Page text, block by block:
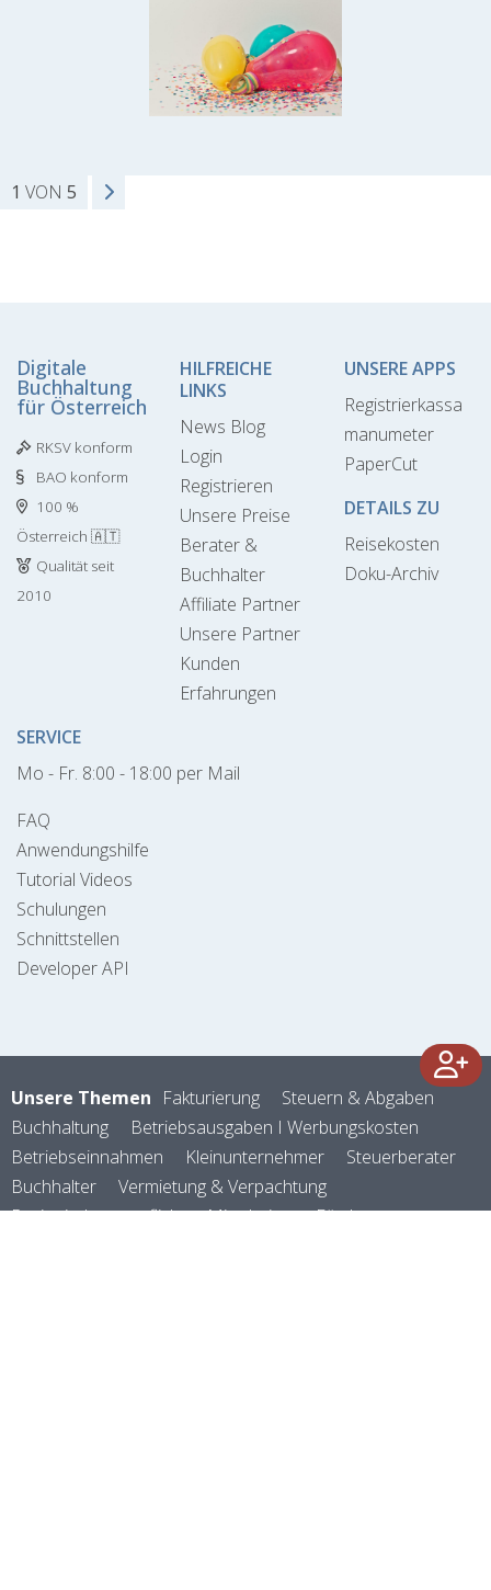
1 VON 5
Digitale
Buchhaltung
für Österreich
RKSV konform
BAO konform
100 %
Österreich 🇦🇹
Qualität seit
2010
HILFREICHE
LINKS
News Blog
Login
Registrieren
Unsere Preise
Berater &
Buchhalter
Affiliate Partner
Unsere Partner
Kunden
Erfahrungen
UNSERE APPS
Registrierkassa
manumeter
PaperCut
DETAILS ZU
Reisekosten
Doku-Archiv
SERVICE
Mo - Fr. 8:00 - 18:00 per Mail
FAQ
Anwendungshilfe
Tutorial Videos
Schulungen
Schnittstellen
Developer API
Unsere Themen Fakturierung
Steuern & Abgaben
Buchhaltung
Betriebsausgaben I Werbungskosten
Betriebseinnahmen
Kleinunternehmer
Steuerberater
Buchhalter
Vermietung & Verpachtung
Registrierkassenpflicht
Mitarbeiter
Förderungen